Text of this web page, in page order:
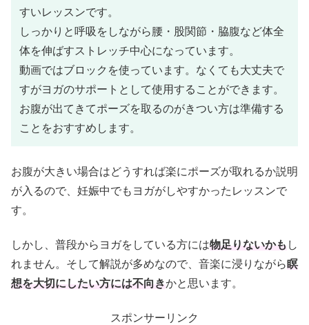
すいレッスンです。
しっかりと呼吸をしながら腰・股関節・脇腹など体全
体を伸ばすストレッチ中心になっています。
動画ではブロックを使っています。なくても大丈夫で
すがヨガのサポートとして使用することができます。
お腹が出てきてポーズを取るのがきつい方は準備する
ことをおすすめします。
お腹が大きい場合はどうすれば楽にポーズが取れるか説明
が入るので、妊娠中でもヨガがしやすかったレッスンで
す。
しかし、普段からヨガをしている方には物足りないかも し
れません。そして解説が多めなので、音楽に浸りながら瞑
想を大切にしたい方には不向きかと思います。
スポンサーリンク